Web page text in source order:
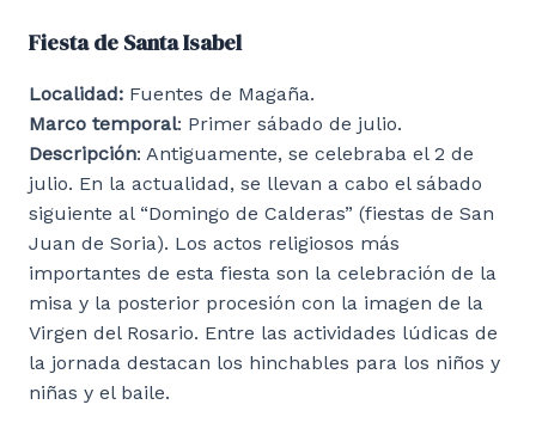
Fiesta de Santa Isabel
Localidad: Fuentes de Magaña.
Marco temporal: Primer sábado de julio.
Descripción: Antiguamente, se celebraba el 2 de
julio. En la actualidad, se llevan a cabo el sábado
siguiente al “Domingo de Calderas” (fiestas de San
Juan de Soria). Los actos religiosos más
importantes de esta fiesta son la celebración de la
misa y la posterior procesión con la imagen de la
Virgen del Rosario. Entre las actividades lúdicas de
la jornada destacan los hinchables para los niños y
niñas y el baile.